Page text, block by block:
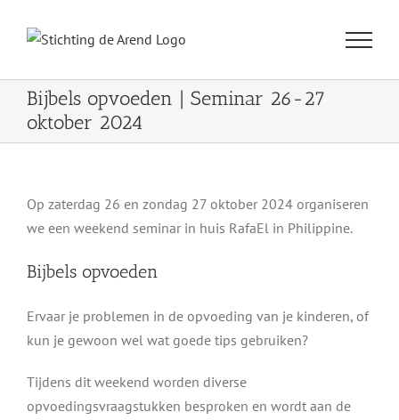
Bijbels opvoeden | Seminar 26-27
oktober 2024
Op zaterdag 26 en zondag 27 oktober 2024 organiseren
we een weekend seminar in huis RafaEl in Philippine.
Bijbels opvoeden
Ervaar je problemen in de opvoeding van je kinderen, of
kun je gewoon wel wat goede tips gebruiken?
Tijdens dit weekend worden diverse
opvoedingsvraagstukken besproken en wordt aan de